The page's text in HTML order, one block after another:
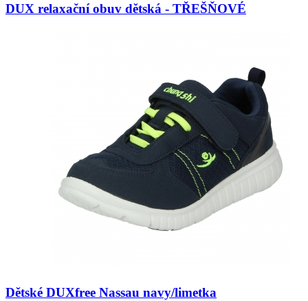
DUX relaxační obuv dětská - TŘEŠŇOVÉ
Dětské DUXfree Nassau navy/limetka